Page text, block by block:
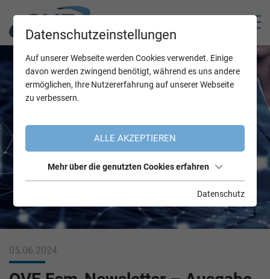
05.06.2024
Datenschutzeinstellungen
Auf unserer Webseite werden Cookies verwendet. Einige
davon werden zwingend benötigt, während es uns andere
ermöglichen, Ihre Nutzererfahrung auf unserer Webseite
zu verbessern.
ALLE AKZEPTIEREN
Mehr über die genutzten Cookies erfahren
Datenschutz